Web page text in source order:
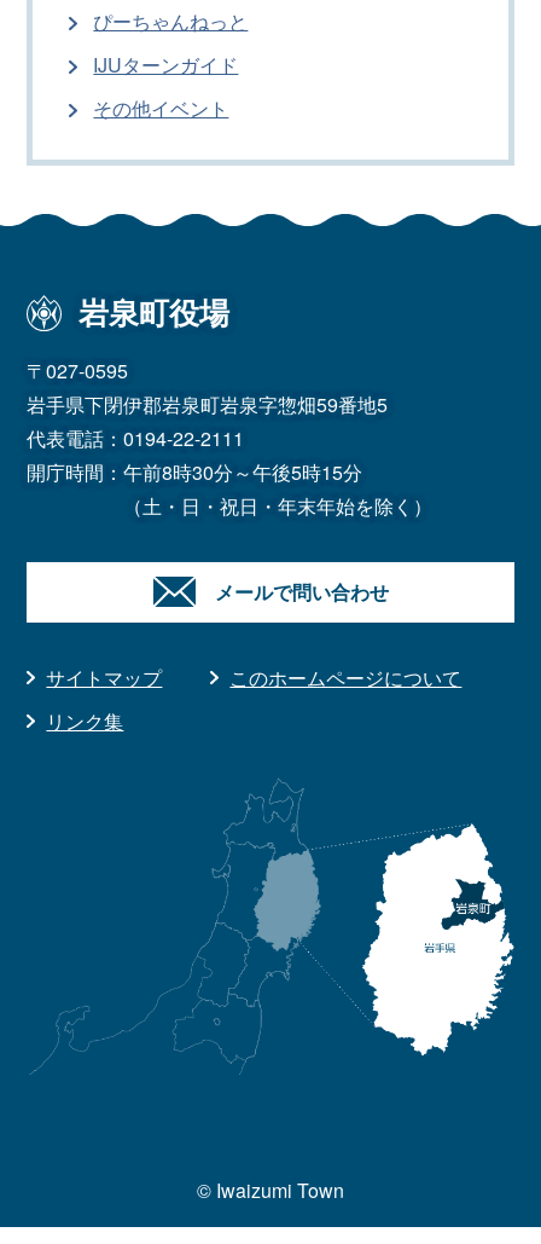
ぴーちゃんねっと
IJUターンガイド
その他イベント
岩泉町役場
〒027-0595
岩手県下閉伊郡岩泉町岩泉字惣畑59番地5
代表電話：0194-22-2111
開庁時間：午前8時30分～午後5時15分
（土・日・祝日・年末年始を除く）
メールで問い合わせ
サイトマップ
このホームページについて
リンク集
© Iwaizumi Town